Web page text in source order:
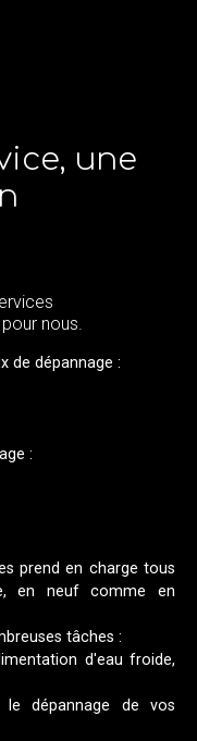
une
nous.
de dépannage :
:
prend en charge tous
en neuf comme en
tâches :
d'eau froide,
le dépannage de vos